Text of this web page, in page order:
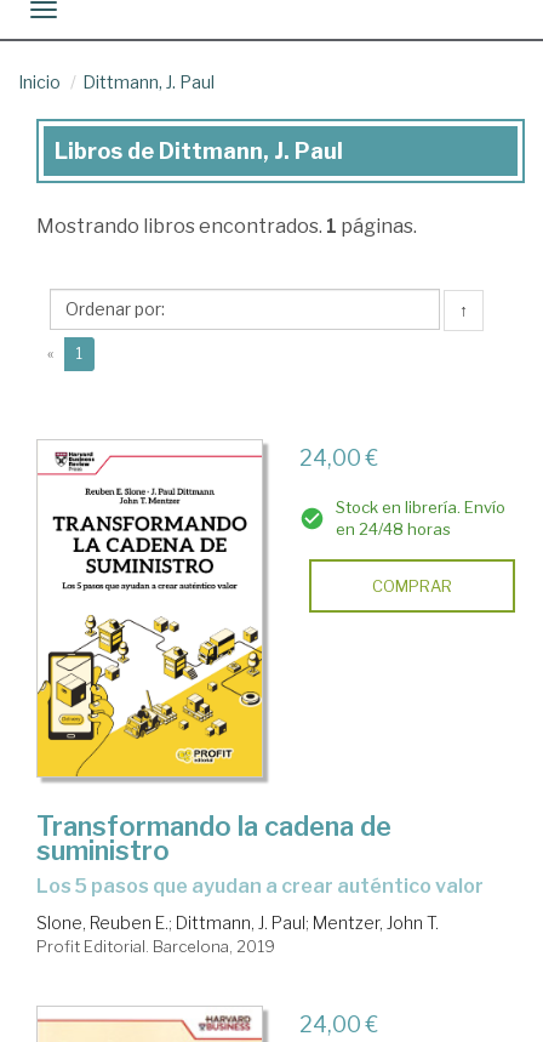
Toggle navigation
Inicio Dittmann, J. Paul
Libros
Dittmann,
Paul
Libros de Dittmann, J. Paul
Mostrando libros encontrados. 1 páginas.
↑
« 1
24,00 €
Stock en librería. Envío
en 24/48 horas
COMPRAR
Transformando la cadena de
suministro
los 5 pasos que ayudan a crear auténtico valor
Slone, Reuben E.; Dittmann, J. Paul; Mentzer, John T.
Profit Editorial. Barcelona, 2019
24,00 €